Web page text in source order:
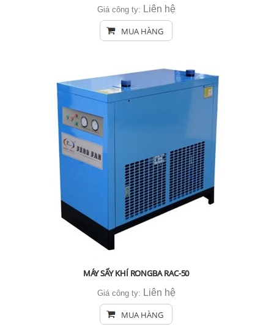
Giá công ty: Liên hệ
MUA HÀNG
MÁY SẤY KHÍ RONGBA RAC-50
Giá công ty: Liên hệ
MUA HÀNG